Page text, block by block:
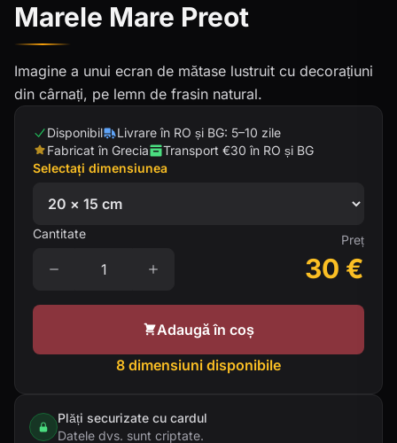
Marele Mare Preot
Imagine a unui ecran de mătase lustruit cu decorațiuni
din cârnați, pe lemn de frasin natural.
Disponibil
Livrare în RO și BG: 5–10 zile
Fabricat în Grecia
Transport €30 în RO și BG
Selectați dimensiunea
Cantitate Preț
30 €
Adaugă în coș
8 dimensiuni disponibile
Plăți securizate cu cardul
Datele dvs. sunt criptate.